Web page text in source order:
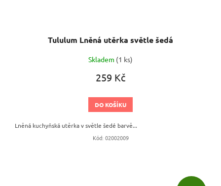
Tululum Lněná utěrka světle šedá
Skladem (1 ks)
259 Kč
DO KOŠÍKU
Lněná kuchyňská utěrka v světle šedé barvě...
Kód: 02002009